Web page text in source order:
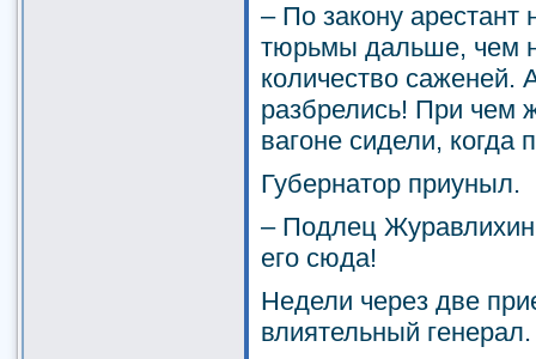
– По закону арестант
тюрьмы дальше, чем
количество саженей.
разбрелись! При чем
вагоне сидели, когда
Губернатор приуныл.
– Подлец
его сюда!
Недели через две
влиятельный генерал.